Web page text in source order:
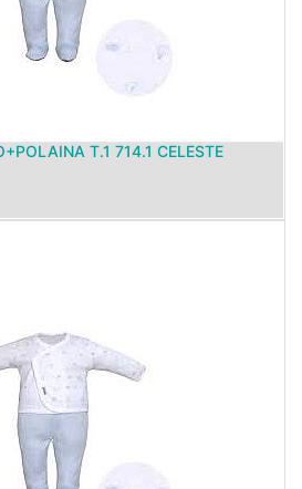
T.1 714.1 CELESTE